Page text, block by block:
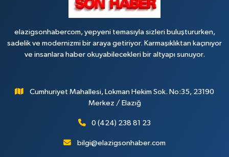
elazigsonhabercom, yepyeni temasıyla sizleri buluştururken,
sadelik ve modernizmi bir araya getiriyor. Karmaşıklıktan kaçınıyor
ve insanlara haber okuyabilecekleri bir altyapı sunuyor.
Cumhuriyet Mahallesi, Lokman Hekim Sok. No:35, 23190
Merkez / Elazığ
0 (424) 238 81 23
bilgi@elazigsonhaber.com